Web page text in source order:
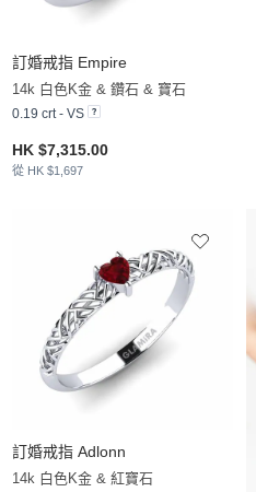
訂婚戒指 Empire
14k 白色K金 & 鑽石 & 寶石
0.19 crt - VS
HK $7,315.00
從 HK $1,697
訂婚戒指 Adlonn
14k 白色K金 & 紅寶石